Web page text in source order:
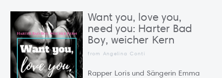
Want you, love you,
need you: Harter Bad
Boy, weicher Kern
from Angelina Conti
Rapper Loris und Sängerin Emma